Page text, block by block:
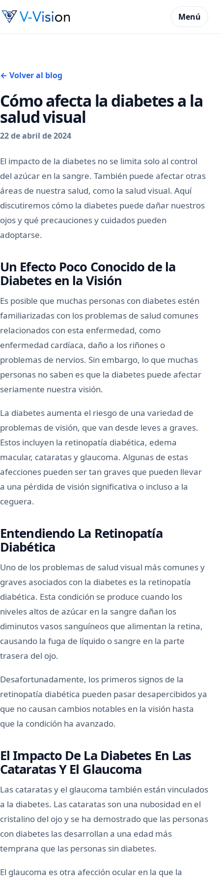
Menú
← Volver al blog
Cómo afecta la diabetes a la
salud visual
22 de abril de 2024
El impacto de la diabetes no se limita solo al control
del azúcar en la sangre. También puede afectar otras
áreas de nuestra salud, como la salud visual. Aquí
discutiremos cómo la diabetes puede dañar nuestros
ojos y qué precauciones y cuidados pueden
adoptarse.
Un Efecto Poco Conocido de la
Diabetes en la Visión
Es posible que muchas personas con diabetes estén
familiarizadas con los problemas de salud comunes
relacionados con esta enfermedad, como
enfermedad cardíaca, daño a los riñones o
problemas de nervios. Sin embargo, lo que muchas
personas no saben es que la diabetes puede afectar
seriamente nuestra visión.
La diabetes aumenta el riesgo de una variedad de
problemas de visión, que van desde leves a graves.
Estos incluyen la retinopatía diabética, edema
macular, cataratas y glaucoma. Algunas de estas
afecciones pueden ser tan graves que pueden llevar
a una pérdida de visión significativa o incluso a la
ceguera.
Entendiendo La Retinopatía
Diabética
Uno de los problemas de salud visual más comunes y
graves asociados con la diabetes es la retinopatía
diabética. Esta condición se produce cuando los
niveles altos de azúcar en la sangre dañan los
diminutos vasos sanguíneos que alimentan la retina,
causando la fuga de líquido o sangre en la parte
trasera del ojo.
Desafortunadamente, los primeros signos de la
retinopatía diabética pueden pasar desapercibidos ya
que no causan cambios notables en la visión hasta
que la condición ha avanzado.
El Impacto De La Diabetes En Las
Cataratas Y El Glaucoma
Las cataratas y el glaucoma también están vinculados
a la diabetes. Las cataratas son una nubosidad en el
cristalino del ojo y se ha demostrado que las personas
con diabetes las desarrollan a una edad más
temprana que las personas sin diabetes.
El glaucoma es otra afección ocular en la que la